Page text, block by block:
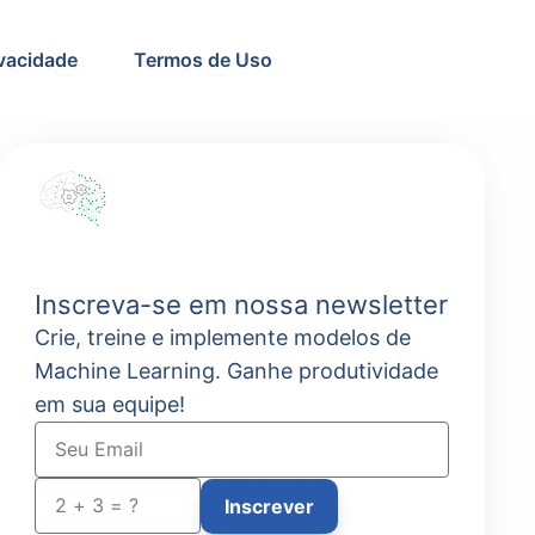
Termos de Uso
Inscreva-se em nossa newsletter
Crie, treine e implemente modelos de
Machine Learning. Ganhe produtividade
em sua equipe!
Inscrever